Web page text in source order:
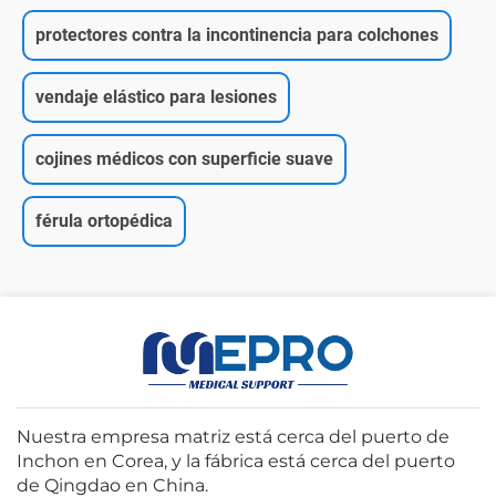
protectores contra la incontinencia para colchones
vendaje elástico para lesiones
cojines médicos con superficie suave
férula ortopédica
Nuestra empresa matriz está cerca del puerto de
Inchon en Corea, y la fábrica está cerca del puerto
de Qingdao en China.